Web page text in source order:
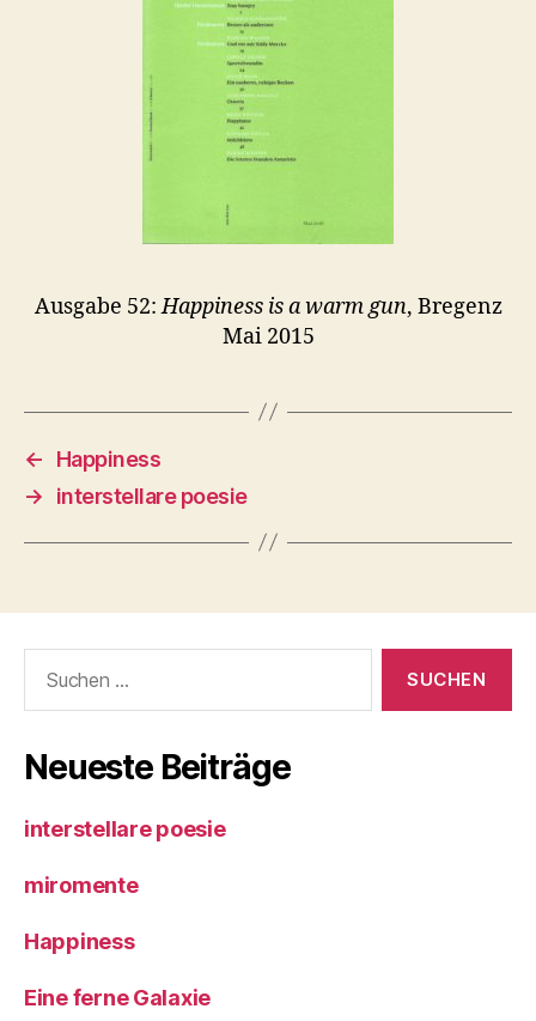
Ausgabe 52:Happiness is a warm gun, Bregenz
Mai 2015
←
Happiness
→
interstellare poesie
nach:
Neueste Beiträge
interstellare poesie
miromente
Happiness
Eine ferne Galaxie